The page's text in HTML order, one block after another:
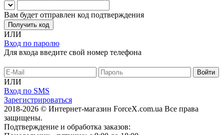
Вам будет отправлен код подтверждения
Получить код
ИЛИ
Вход по паролю
Для входа введите свой номер телефона
ИЛИ
Вход по SMS
Зарегистрироваться
2018-2026 © Интернет-магазин ForceX.com.ua Все права
защищены.
Подтверждение и обработка заказов: